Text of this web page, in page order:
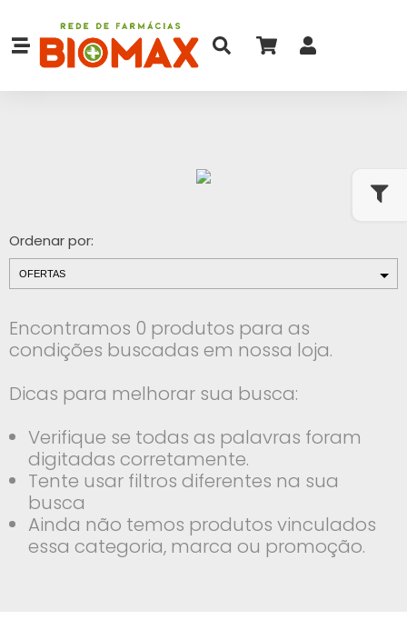
Ordenar por:
Encontramos 0 produtos para as
condições buscadas em nossa loja.
Dicas para melhorar sua busca:
Verifique se todas as palavras foram
digitadas corretamente.
Tente usar filtros diferentes na sua
busca
Ainda não temos produtos vinculados
essa categoria, marca ou promoção.